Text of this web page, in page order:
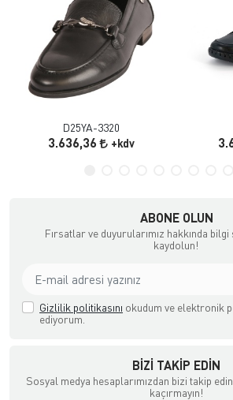
D25YA-3320
3.636,36 +kdv
ABONE OLUN
Fırsatlar ve duyurularımız hakkında
kaydolun!
Gizlilik politikasını okudum ve elektronik
ediyorum.
BIZI TAKIP EDIN
Sosyal medya hesaplarımızdan bizi takip
kaçırmayın!